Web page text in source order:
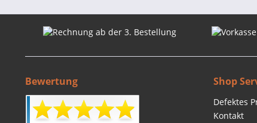
Bewertung Shop
Defektes
Kontakt